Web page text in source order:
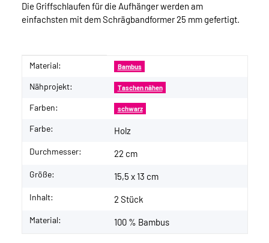
Die Griffschlaufen für die Aufhänger werden am
einfachsten mit dem Schrägbandformer 25 mm gefertigt.
Produkteigenschaft
Wert
Material: Bambus
Nähprojekt: Taschen nähen
Farben: schwarz
Farbe: Holz
Durchmesser: 22 cm
Größe: 15,5 x 13 cm
Inhalt: 2 Stück
Material: 100 % Bambus